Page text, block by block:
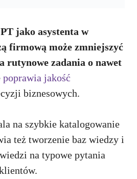
jako asystenta w
firmową może zmniejszyć
rutynowe zadania o nawet
poprawia jakość
biznesowych.
na szybkie katalogowanie
też tworzenie baz wiedzy i
na typowe pytania